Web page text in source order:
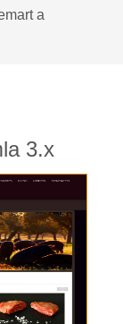
a
3.x